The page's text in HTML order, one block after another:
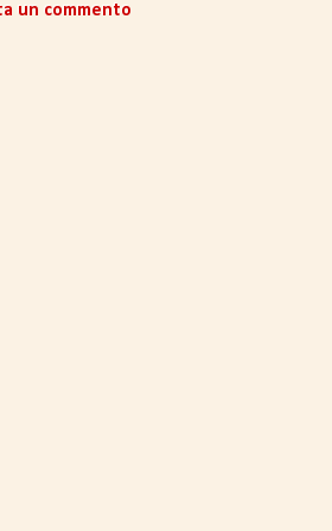
un commento